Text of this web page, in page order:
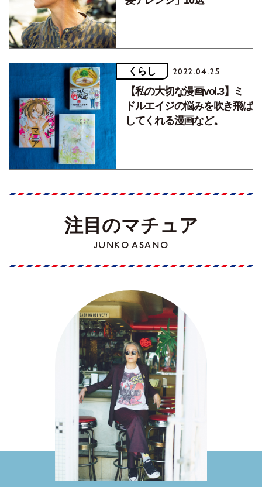
くらし 2022.04.25
【私の大切な漫画vol.3】ミ
ドルエイジの悩みを吹き飛ば
してくれる漫画など。
注目のマチュア
JUNKO ASANO